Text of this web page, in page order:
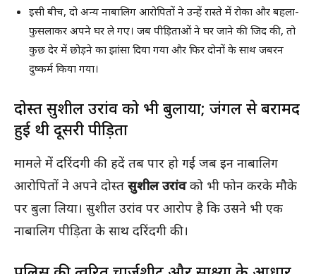
इसी बीच, दो अन्य नाबालिग आरोपितों ने उन्हें रास्ते में रोका और बहला-
फुसलाकर अपने घर ले गए। जब पीड़िताओं ने घर जाने की जिद की, तो
कुछ देर में छोड़ने का झांसा दिया गया और फिर दोनों के साथ जबरन
दुष्कर्म किया गया।
दोस्त सुशील उरांव को भी बुलाया; जंगल से बरामद
हुई थी दूसरी पीड़िता
मामले में दरिंदगी की हदें तब पार हो गईं जब इन नाबालिग
आरोपितों ने अपने दोस्त सुशील उरांवको भी फोन करके मौके
पर बुला लिया। सुशील उरांव पर आरोप है कि उसने भी एक
नाबालिग पीड़िता के साथ दरिंदगी की।